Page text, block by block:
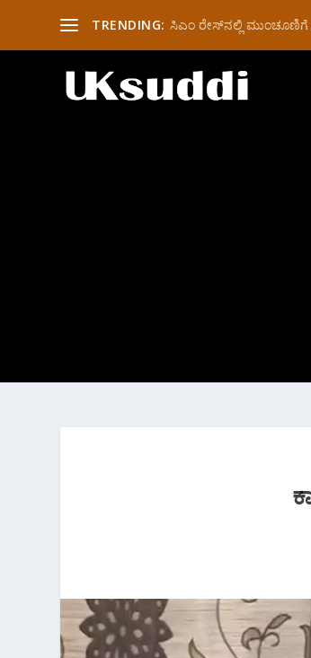
TRENDING: ಸಿಎಂ ರೇಸ್‌ನಲ್ಲಿ ಮುಂಚೂಣಿಗೆ